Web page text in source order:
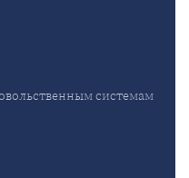
системам